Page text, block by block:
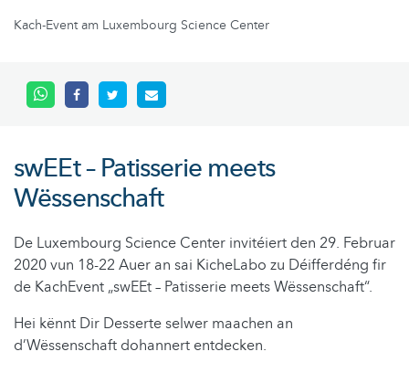
Kach-Event am Luxembourg Science Center
swEEt – Patisserie meets
Wëssenschaft
De Luxembourg Science Center invitéiert den 29. Februar
2020 vun 18-22 Auer an sai KicheLabo zu Déifferdéng fir
de KachEvent „swEEt – Patisserie meets Wëssenschaft“.
Hei kënnt Dir Desserte selwer maachen an
d’Wëssenschaft dohannert entdecken.